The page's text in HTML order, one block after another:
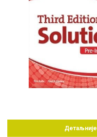
Детаљније